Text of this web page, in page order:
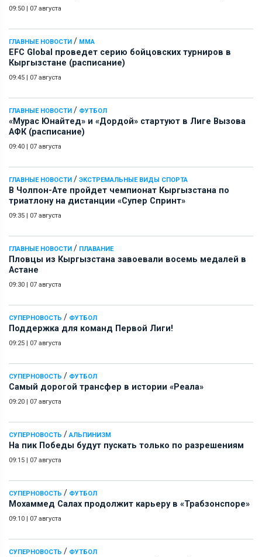
09:50 07 августа
ГЛАВНЫЕ НОВОСТИ / ММА
EFC Global проведет серию бойцовских турниров в
Кыргызстане (расписание)
09:45 07 августа
ГЛАВНЫЕ НОВОСТИ / ФУТБОЛ
«Мурас Юнайтед» и «Дордой» стартуют в Лиге Вызова
АФК (расписание)
09:40 07 августа
ГЛАВНЫЕ НОВОСТИ / ЭКСТРЕМАЛЬНЫЕ ВИДЫ СПОРТА
В Чолпон-Ате пройдет чемпионат Кыргызстана по
триатлону на дистанции «Супер Спринт»
09:35 07 августа
ГЛАВНЫЕ НОВОСТИ / ПЛАВАНИЕ
Пловцы из Кыргызстана завоевали восемь медалей в
Астане
09:30 07 августа
СУПЕРНОВОСТЬ / ФУТБОЛ
Поддержка для команд Первой Лиги!
09:25 07 августа
СУПЕРНОВОСТЬ / ФУТБОЛ
Самый дорогой трансфер в истории «Реала»
09:20 07 августа
СУПЕРНОВОСТЬ /АЛЬПИНИЗМ
На пик Победы будут пускать только по разрешениям
09:15 07 августа
СУПЕРНОВОСТЬ / ФУТБОЛ
Мохаммед Салах продолжит карьеру в «Трабзонспоре»
09:10 07 августа
СУПЕРНОВОСТЬ / ФУТБОЛ